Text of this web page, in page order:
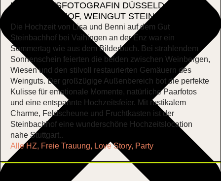
HOCHZEITSFOTOGRAFIN DÜSSELDORF
STEINBACHHOF, WEINGUT STEINBACHHOF
Die Hochzeit von Lisa und Benni auf dem Gut
Steinbachhof bei Vaihingen an der Enz war ein
Sommertag wie aus dem Bilderbuch. Bei strahlendem
Sonnenschein feierten die beiden zwischen Weinbergen,
Wiesen und den stilvoll restaurierten Gemäuern des
Weinguts. Der großzügige Außenbereich bot die perfekte
Kulisse für emotionale Momente, natürliche Paarfotos
und eine entspannte Hochzeitsfeier. Mit rustikalem
Charme, Feldscheune und Fruchtkasten ist der
Steinbachhof eine wunderschöne Hochzeitslocation
nahe Stuttgart..
Alle HZ, Freie Trauung, Love Story, Party